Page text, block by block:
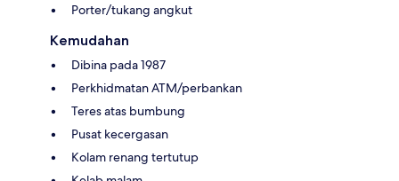
Porter/tukang angkut
Kemudahan
Dibina pada 1987
Perkhidmatan ATM/perbankan
Teres atas bumbung
Pusat kecergasan
Kolam renang tertutup